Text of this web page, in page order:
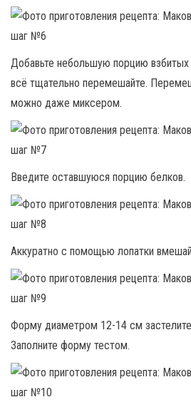
Добавьте небольшую порцию взбитых
всё тщательно перемешайте.
можно даже миксером.
Введите оставшуюся порцию белков.
Аккуратно с помощью лопатки
Форму диаметром 12-14 см
Заполните форму тестом.